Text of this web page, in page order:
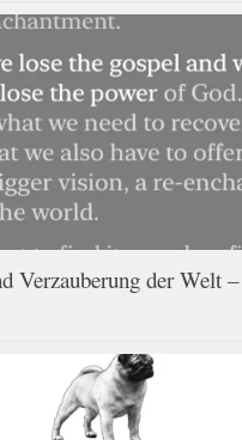
Verzauberung der Welt